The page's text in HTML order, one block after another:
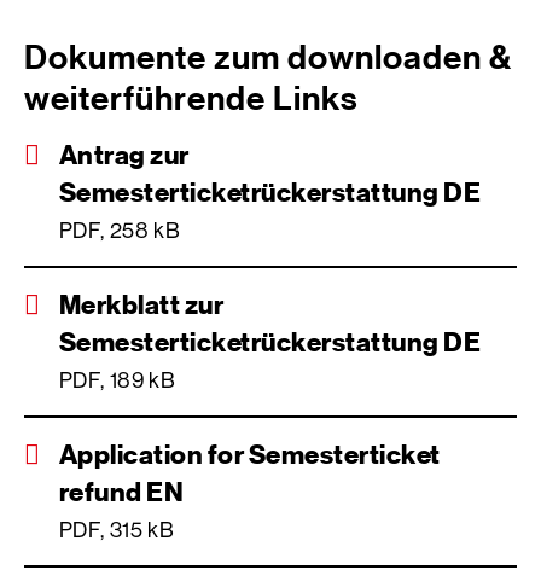
Dokumente zum downloaden &
weiterführende Links
Antrag zur
Semesterticketrückerstattung DE
PDF, 258 kB
Merkblatt zur
Semesterticketrückerstattung DE
PDF, 189 kB
Application for Semesterticket
refund EN
PDF, 315 kB